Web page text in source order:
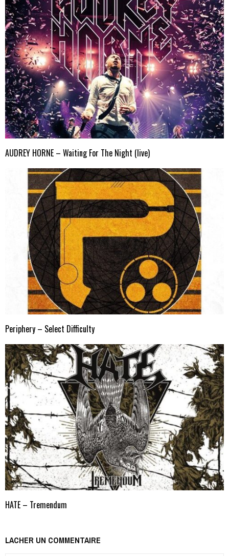
AUDREY HORNE – Waiting For The Night (live)
Periphery – Select Difficulty
HATE – Tremendum
LACHER UN COMMENTAIRE